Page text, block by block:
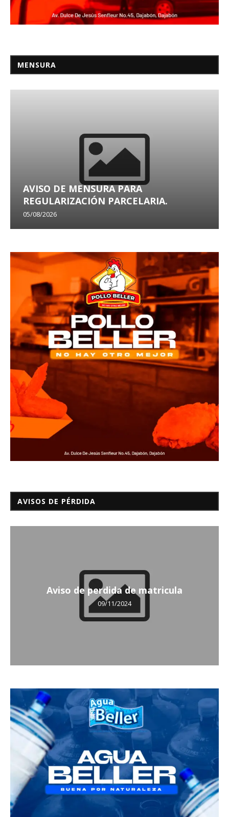
MENSURA
AVISO DE MENSURA PARA
REGULARIZACIÓN PARCELARIA.
05/08/2026
AVISOS DE PÉRDIDA
Aviso de perdida de matricula
09/11/2024